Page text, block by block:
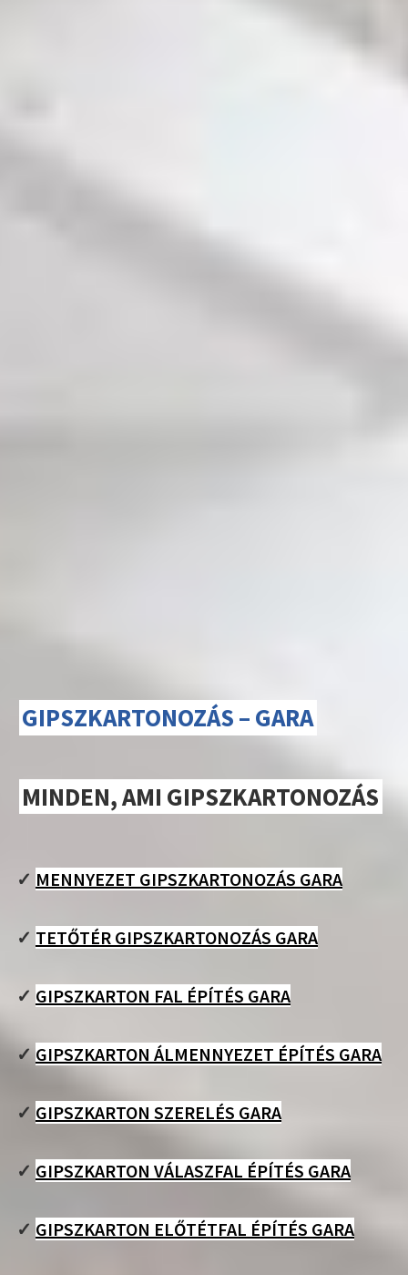
GIPSZKARTONOZÁS – GARA
MINDEN, AMI GIPSZKARTONOZÁS
✓ MENNYEZET GIPSZKARTONOZÁS GARA
✓ TETŐTÉR GIPSZKARTONOZÁS GARA
✓ GIPSZKARTON FAL ÉPÍTÉS GARA
✓ GIPSZKARTON ÁLMENNYEZET ÉPÍTÉS GARA
✓ GIPSZKARTON SZERELÉS GARA
✓ GIPSZKARTON VÁLASZFAL ÉPÍTÉS GARA
✓ GIPSZKARTON ELŐTÉTFAL ÉPÍTÉS GARA